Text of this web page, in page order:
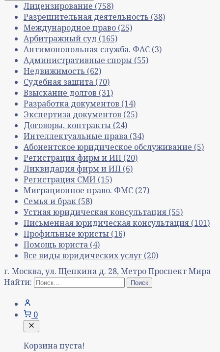
Лицензирование (758)
Разрешительная деятельность (38)
Международное право (25)
Арбитражный суд (165)
Антимонопольная служба. ФАС (3)
Административные споры (55)
Недвижимость (62)
Судебная защита (70)
Взыскание долгов (31)
Разработка документов (14)
Экспертиза документов (25)
Договоры, контракты (24)
Интеллектуальные права (34)
Абонентское юридическое обслуживание (5)
Регистрация фирм и ИП (20)
Ликвидация фирм и ИП (6)
Регистрация СМИ (15)
Миграционное право. ФМС (27)
Семья и брак (58)
Устная юридическая консультация (55)
Письменная юридическая консультация (101)
Профильные юристы (16)
Помощь юриста (4)
Все виды юридических услуг (20)
г. Москва, ул. Щепкина д. 28, Метро Проспект Мира
Найти:
0
Корзина пуста!